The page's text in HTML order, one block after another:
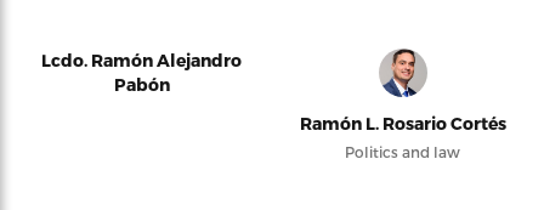
Lcdo. Ramón Alejandro
Pabón
Ramón L. Rosario Cortés
Politics and law